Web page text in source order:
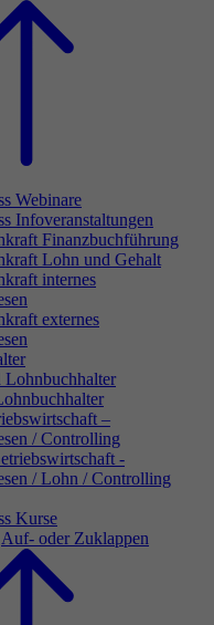
Webinare
Infoveranstaltungen
Finanzbuchführung
Lohn und Gehalt
internes
externes
Lohnbuchhalter
–
/ Controlling
-
/ Lohn / Controlling
Kurse
Auf- oder Zuklappen